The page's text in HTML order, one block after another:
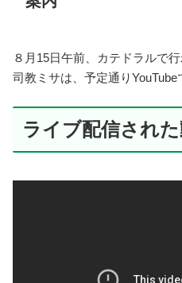
８月15日午前、カテドラルで
司教ミサは、予定通りYouTube
ライブ配信され